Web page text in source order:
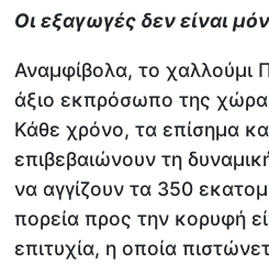
Οι εξαγωγές δεν είναι
Αναμφίβολα, το χαλλούμι
άξιο εκπρόσωπο της
Κάθε χρόνο, τα επίσημα
επιβεβαιώνουν τη
να αγγίζουν τα 350
πορεία προς την κορυφή
επιτυχία, η οποία